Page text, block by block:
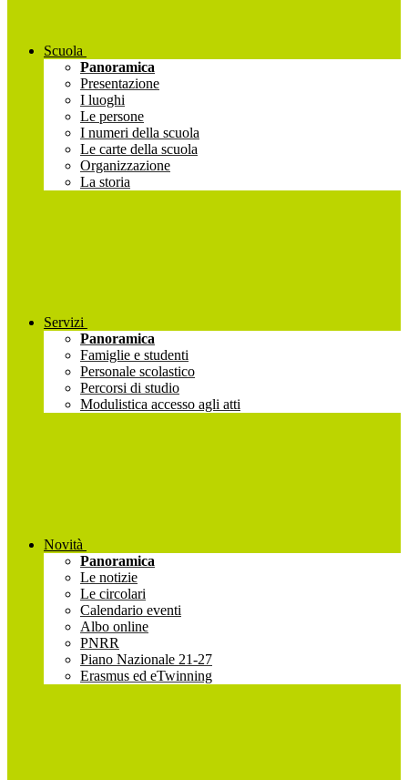
Scuola
Panoramica
Presentazione
I luoghi
Le persone
I numeri della scuola
Le carte della scuola
Organizzazione
La storia
Servizi
Panoramica
Famiglie e studenti
Personale scolastico
Percorsi di studio
Modulistica accesso agli atti
Novità
Panoramica
Le notizie
Le circolari
Calendario eventi
Albo online
PNRR
Piano Nazionale 21-27
Erasmus ed eTwinning